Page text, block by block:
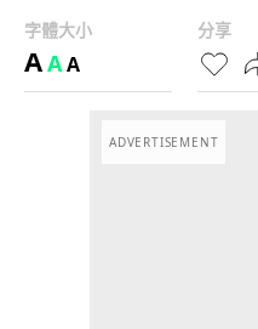
字體大小
AAA
分享
ADVERTISEMENT